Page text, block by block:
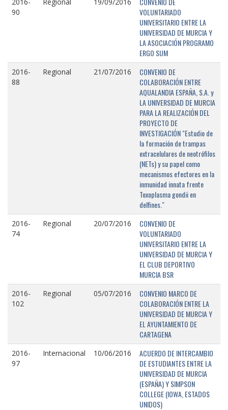
90
VOLUNTARIADO
UNIVERSITARIO ENTRE LA
UNIVERSIDAD DE MURCIA Y
LA ASOCIACIÓN PROGRAMO
ERGO SUM
2016-
88
Regional 21/07/2016
CONVENIO DE
COLABORACIÓN ENTRE
AQUALANDIA ESPAÑA, S.A. y
LA UNIVERSIDAD DE MURCIA
PARA LA REALIZACIÓN DEL
PROYECTO DE
INVESTIGACIÓN "Estudio de
la formación de trampas
extracelulares de neotrófilos
(NETs) y su papel como
mecanismos efectores en la
inmunidad innata frente
Toxoplasma gondii en
delfines."
2016-
74
Regional 20/07/2016
CONVENIO DE
VOLUNTARIADO
UNIVERSITARIO ENTRE LA
UNIVERSIDAD DE MURCIA Y
EL CLUB DEPORTIVO
MURCIA BSR
2016-
102
Regional 05/07/2016
CONVENIO MARCO DE
COLABORACIÓN ENTRE LA
UNIVERSIDAD DE MURCIA Y
EL AYUNTAMIENTO DE
CARTAGENA
2016-
97
Internacional 10/06/2016
ACUERDO DE INTERCAMBIO
DE ESTUDIANTES ENTRE LA
UNIVERSIDAD DE MURCIA
(ESPAÑA) Y SIMPSON
COLLEGE (IOWA, ESTADOS
UNIDOS)